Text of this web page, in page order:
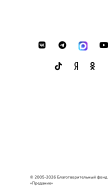
© 2005-2026 Благотворительный фонд
«Предание»